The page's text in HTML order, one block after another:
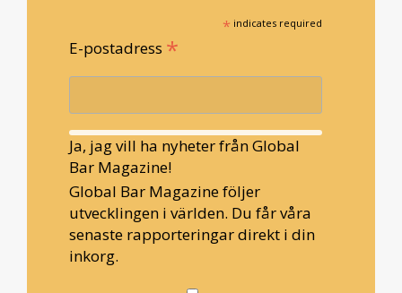
* indicates required
E-postadress *
Ja, jag vill ha nyheter från Global
Bar Magazine!
Global Bar Magazine följer
utvecklingen i världen. Du får våra
senaste rapporteringar direkt i din
inkorg.